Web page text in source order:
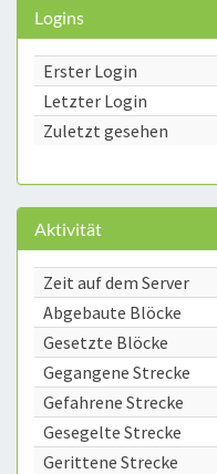
Logins
Erster Login
Letzter Login
Zuletzt gesehen
Aktivität
Zeit auf dem Server
Abgebaute Blöcke
Gesetzte Blöcke
Gegangene Strecke
Gefahrene Strecke
Gesegelte Strecke
Gerittene Strecke